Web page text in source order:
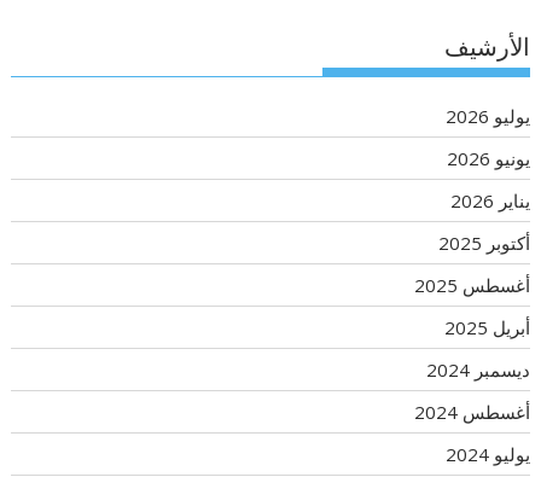
الأرشيف
يوليو 2026
يونيو 2026
يناير 2026
أكتوبر 2025
أغسطس 2025
أبريل 2025
ديسمبر 2024
أغسطس 2024
يوليو 2024